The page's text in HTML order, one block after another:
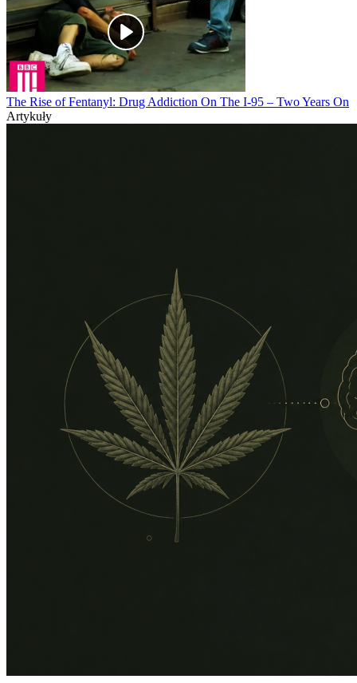
The Rise of Fentanyl: Drug Addiction On The I-95 – Two Years On
Artykuły